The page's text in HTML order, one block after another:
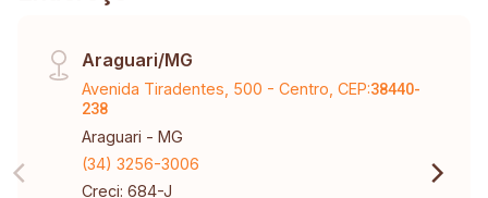
Araguari/MG
Avenida Tiradentes, 500 - Centro, CEP:38440-
238
Araguari - MG
(34) 3256-3006
Creci: 684-J